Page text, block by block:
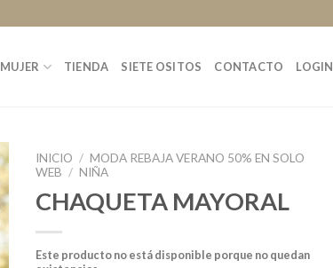
MUJER TIENDA SIETE OSITOS CONTACTO LOGIN
INICIO / MODA REBAJA VERANO 50% EN SOLO
WEB / NIÑA
CHAQUETA MAYORAL
Este producto no está disponible porque no quedan